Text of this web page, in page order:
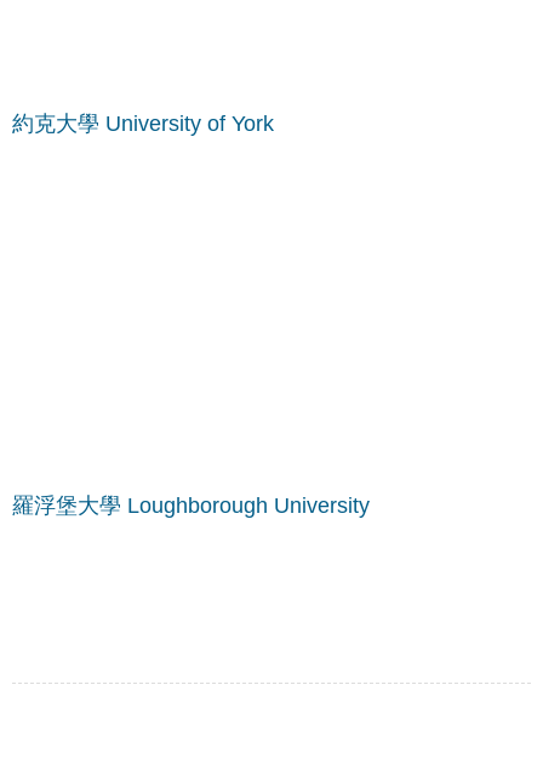
約克大學 University of York
羅浮堡大學 Loughborough University